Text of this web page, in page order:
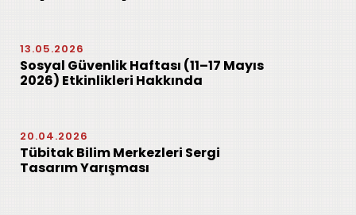
13.05.2026
Sosyal Güvenlik Haftası (11–17 Mayıs
2026) Etkinlikleri Hakkında
20.04.2026
Tübitak Bilim Merkezleri Sergi
Tasarım Yarışması